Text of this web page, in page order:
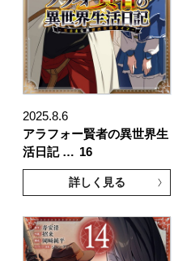
2025.8.6
アラフォー賢者の異世界生
活日記 … 16
詳しく見る